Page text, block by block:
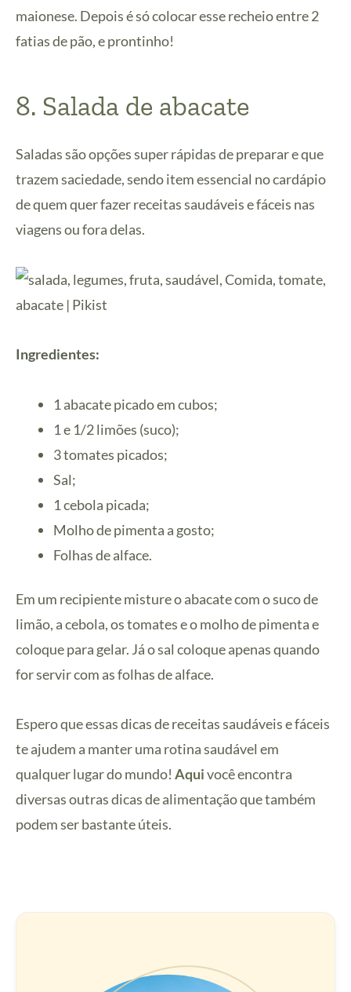
maionese. Depois é só colocar esse recheio entre 2
fatias de pão, e prontinho!
8. Salada de abacate
Saladas são opções super rápidas de preparar e que
trazem saciedade, sendo item essencial no cardápio
de quem quer fazer receitas saudáveis e fáceis nas
viagens ou fora delas.
Ingredientes:
1 abacate picado em cubos;
1 e 1/2 limões (suco);
3 tomates picados;
Sal;
1 cebola picada;
Molho de pimenta a gosto;
Folhas de alface.
Em um recipiente misture o abacate com o suco de
limão, a cebola, os tomates e o molho de pimenta e
coloque para gelar. Já o sal coloque apenas quando
for servir com as folhas de alface.
Espero que essas dicas de receitas saudáveis e fáceis
te ajudem a manter uma rotina saudável em
qualquer lugar do mundo! Aquivocê encontra
diversas outras dicas de alimentação que também
podem ser bastante úteis.